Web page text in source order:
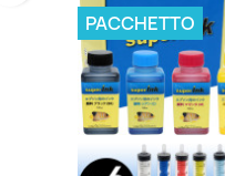
PACCHETTO